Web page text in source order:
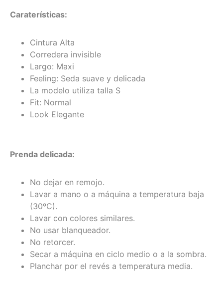
Caraterísticas:
Cintura Alta
Corredera invisible
Largo: Maxi
Feeling: Seda suave y delicada
La modelo utiliza talla S
Fit: Normal
Look Elegante
Prenda delicada:
No dejar en remojo.
Lavar a mano o a máquina a temperatura baja
(30ºC).
Lavar con colores similares.
No usar blanqueador.
No retorcer.
Secar a máquina en ciclo medio o a la sombra.
Planchar por el revés a temperatura media.